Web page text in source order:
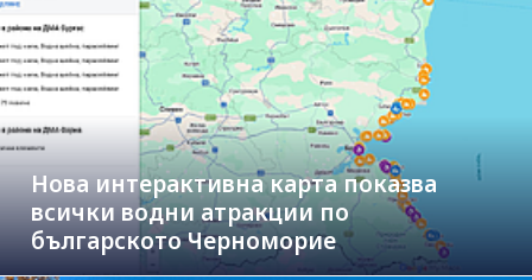
Нова интерактивна карта показва
всички водни атракции по
българското Черноморие